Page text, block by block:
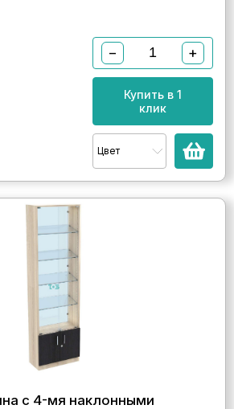
− +
Купить в 1
клик
Цвет
с 4-мя наклонными